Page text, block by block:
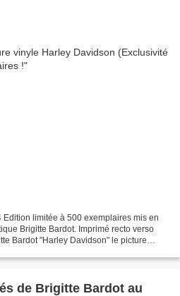
limitée à 500 exemplaires mis en
Brigitte Bardot. Imprimé recto verso
Bardot "Harley Davidson" le picture
de Brigitte Bardot au